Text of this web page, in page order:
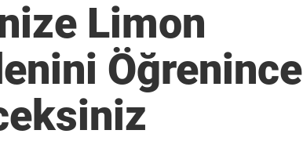
Limon
Öğrenince